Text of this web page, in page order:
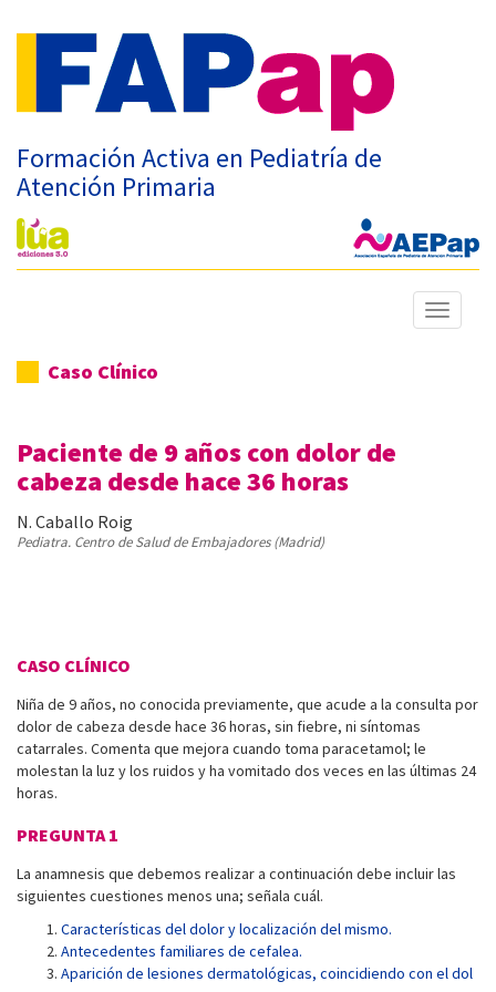
Formación Activa en Pediatría de
Atención Primaria
Mostrar
menú
Caso Clínico
Paciente de 9 años con dolor de
cabeza desde hace 36 horas
N. Caballo Roig
Pediatra. Centro de Salud de Embajadores (Madrid)
CASO CLÍNICO
Niña de 9 años, no conocida previamente, que acude a la consulta por
dolor de cabeza desde hace 36 horas, sin fiebre, ni síntomas
catarrales. Comenta que mejora cuando toma paracetamol; le
molestan la luz y los ruidos y ha vomitado dos veces en las últimas 24
horas.
PREGUNTA 1
La anamnesis que debemos realizar a continuación debe incluir las
siguientes cuestiones menos una; señala cuál.
Características del dolor y localización del mismo.
Antecedentes familiares de cefalea.
Aparición de lesiones dermatológicas, coincidiendo con el dol